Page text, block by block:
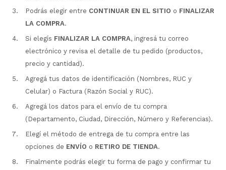
Podrás elegir entre CONTINUAR EN EL SITIO o FINALIZAR
LA COMPRA.
Si elegís FINALIZAR LA COMPRA, ingresá tu correo
electrónico y revisa el detalle de tu pedido (productos,
precio y cantidad).
Agregá tus datos de identificación (Nombres, RUC y
Celular) o Factura (Razón Social y RUC).
Agregá los datos para el envío de tu compra
(Departamento, Ciudad, Dirección, Número y Referencias).
Elegí el método de entrega de tu compra entre las
opciones de ENVÍO o RETIRO DE TIENDA.
Finalmente podrás elegir tu forma de pago y confirmar tu